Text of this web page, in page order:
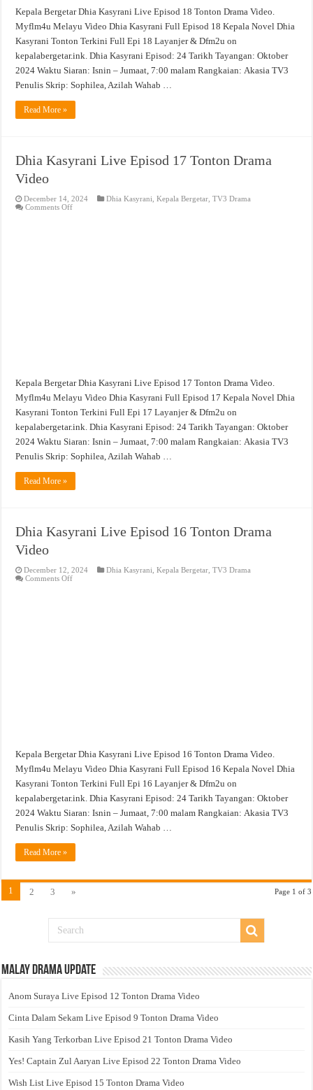
Kepala Bergetar Dhia Kasyrani Live Episod 18 Tonton Drama Video.
Myflm4u Melayu Video Dhia Kasyrani Full Episod 18 Kepala Novel Dhia
Kasyrani Tonton Terkini Full Epi 18 Layanjer & Dfm2u on
kepalabergetar.ink. Dhia Kasyrani Episod: 24 Tarikh Tayangan: Oktober
2024 Waktu Siaran: Isnin – Jumaat, 7:00 malam Rangkaian: Akasia TV3
Penulis Skrip: Sophilea, Azilah Wahab …
Read More »
Dhia Kasyrani Live Episod 17 Tonton Drama
Video
December 14, 2024 Dhia Kasyrani ,Kepala Bergetar ,TV3 Drama
Comments Offon
Kepala Bergetar Dhia Kasyrani Live Episod 17 Tonton Drama Video.
Myflm4u Melayu Video Dhia Kasyrani Full Episod 17 Kepala Novel Dhia
Kasyrani Tonton Terkini Full Epi 17 Layanjer & Dfm2u on
kepalabergetar.ink. Dhia Kasyrani Episod: 24 Tarikh Tayangan: Oktober
2024 Waktu Siaran: Isnin – Jumaat, 7:00 malam Rangkaian: Akasia TV3
Penulis Skrip: Sophilea, Azilah Wahab …
Read More »
Dhia Kasyrani Live Episod 16 Tonton Drama
Video
December 12, 2024 Dhia Kasyrani ,Kepala Bergetar ,TV3 Drama
Comments Offon
Kepala Bergetar Dhia Kasyrani Live Episod 16 Tonton Drama Video.
Myflm4u Melayu Video Dhia Kasyrani Full Episod 16 Kepala Novel Dhia
Kasyrani Tonton Terkini Full Epi 16 Layanjer & Dfm2u on
kepalabergetar.ink. Dhia Kasyrani Episod: 24 Tarikh Tayangan: Oktober
2024 Waktu Siaran: Isnin – Jumaat, 7:00 malam Rangkaian: Akasia TV3
Penulis Skrip: Sophilea, Azilah Wahab …
Read More »
Page 1 of 3
1 2 3 »
Malay Drama Update
Anom Suraya Live Episod 12 Tonton Drama Video
Cinta Dalam Sekam Live Episod 9 Tonton Drama Video
Kasih Yang Terkorban Live Episod 21 Tonton Drama Video
Yes! Captain Zul Aaryan Live Episod 22 Tonton Drama Video
Wish List Live Episod 15 Tonton Drama Video